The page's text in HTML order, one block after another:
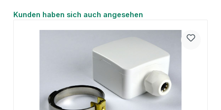
Produktgalerie überspringen
Kunden haben sich auch angesehen